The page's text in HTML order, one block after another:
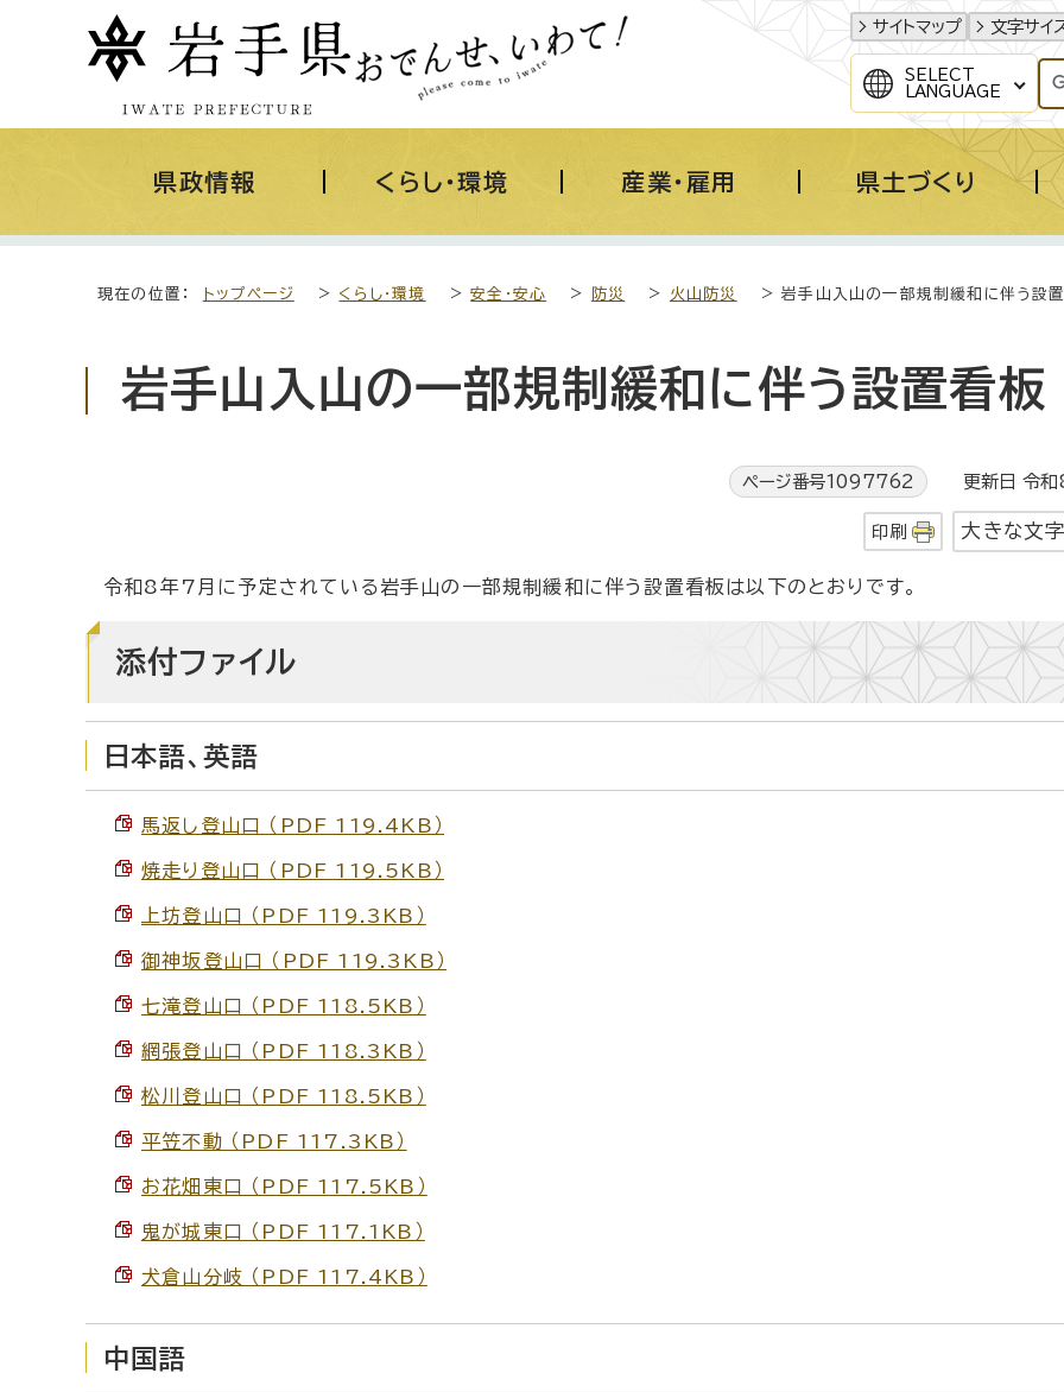
サイトマップ 文字サイ
SELECT
LANGUAGE
県政情報 くらし・環境 産業・雇用 県土づくり
現在の位置： トップページ > くらし・環境 >安全・安心 > 防災 > 火山防災 > 岩手山入山の一部規制緩和に伴う設
岩手山入山の一部規制緩和に伴う設置看板
ページ番号1097762 更新日 令和
印刷 大きな文
令和8年7月に予定されている岩手山の一部規制緩和に伴う設置看板は以下のとおりです。
添付ファイル
日本語、英語
馬返し登山口 （PDF 119.4KB）
焼走り登山口 （PDF 119.5KB）
上坊登山口 （PDF 119.3KB）
御神坂登山口 （PDF 119.3KB）
七滝登山口 （PDF 118.5KB）
網張登山口 （PDF 118.3KB）
松川登山口 （PDF 118.5KB）
平笠不動 （PDF 117.3KB）
お花畑東口 （PDF 117.5KB）
鬼が城東口 （PDF 117.1KB）
犬倉山分岐 （PDF 117.4KB）
中国語